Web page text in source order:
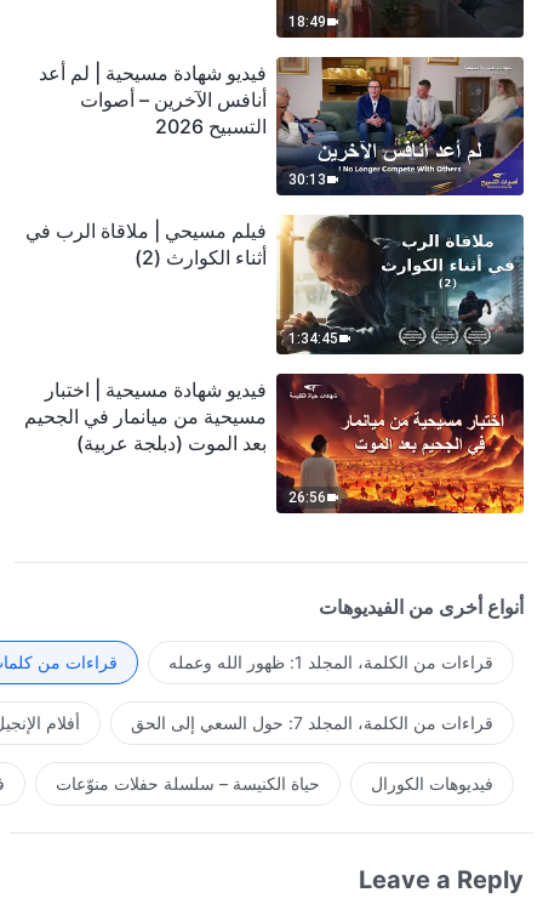
18:49
30:13
فيديو شهادة مسيحية | لم أعد
أنافس الآخرين – أصوات
التسبيح 2026
1:34:45
فيلم مسيحي | ملاقاة الرب في
أثناء الكوارث (2)
26:56
فيديو شهادة مسيحية | اختبار
مسيحية من ميانمار في الجحيم
بعد الموت (دبلجة عربية)
أنواع أخرى من الفيديوهات
قراءات من الكلمة، المجلد 1: ظهور الله وعمله قراءات من
قراءات من الكلمة، المجلد 7: حول السعي إلى الحق أفلام
فيديوهات الكورال حياة الكنيسة – سلسلة حفلات منوّعات
Leave a Reply